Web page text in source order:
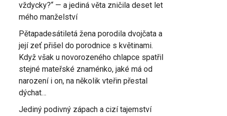
vždycky?“ — a jediná věta zničila deset let
mého manželství
Pětapadesátiletá žena porodila dvojčata a
její zeť přišel do porodnice s květinami.
Když však u novorozeného chlapce spatřil
stejné mateřské znaménko, jaké má od
narození i on, na několik vteřin přestal
dýchat…
Jediný podivný zápach a cizí tajemství